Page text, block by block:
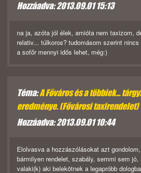
Hozzáadva: 2013.09.01 15:13
na ja, azóta jól élek, amióta nem taxizom,
relativ... túlkoros? tudomásom szerint
a sofőr mennyi idős lehet, még:)
Téma:A Főváros és a többiek...
eredménye. (Fővárosi taxirendelet)
Hozzáadva: 2013.09.01 10:44
Elolvasva a hozzászólásokat azt
bármilyen rendelet, szabály, semmi sem
valaki(k) aki belekötnek a legapróbb